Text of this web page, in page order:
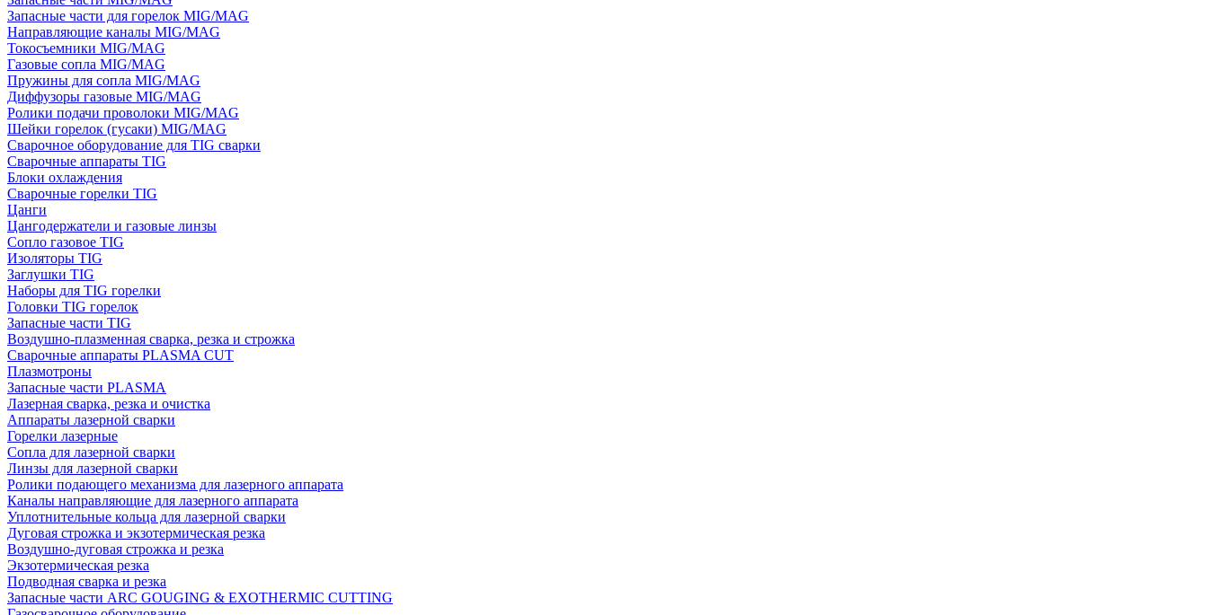
Запасные части для горелок MIG/MAG
Направляющие каналы MIG/MAG
Токосъемники MIG/MAG
Газовые сопла MIG/MAG
Пружины для сопла MIG/MAG
Диффузоры газовые MIG/MAG
Ролики подачи проволоки MIG/MAG
Шейки горелок (гусаки) MIG/MAG
Сварочное оборудование для TIG сварки
Сварочные аппараты TIG
Блоки охлаждения
Сварочные горелки TIG
Цанги
Цангодержатели и газовые линзы
Сопло газовое TIG
Изоляторы TIG
Заглушки TIG
Наборы для TIG горелки
Головки TIG горелок
Запасные части TIG
Воздушно-плазменная сварка, резка и строжка
Сварочные аппараты PLASMA CUT
Плазмотроны
Запасные части PLASMA
Лазерная сварка, резка и очистка
Аппараты лазерной сварки
Горелки лазерные
Сопла для лазерной сварки
Линзы для лазерной сварки
Ролики подающего механизма для лазерного аппарата
Каналы направляющие для лазерного аппарата
Уплотнительные кольца для лазерной сварки
Дуговая строжка и экзотермическая резка
Воздушно-дуговая строжка и резка
Экзотермическая резка
Подводная сварка и резка
Запасные части ARC GOUGING & EXOTHERMIC CUTTING